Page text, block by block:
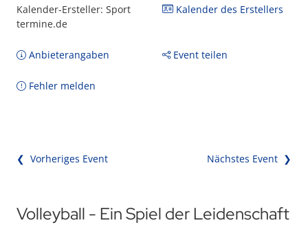
Kalender-Ersteller: Sport
termine.de
Kalender des Erstellers
Anbieterangaben Event teilen
Fehler melden
❮ Vorheriges Event Nächstes Event ❯
Volleyball - Ein Spiel der Leidenschaft